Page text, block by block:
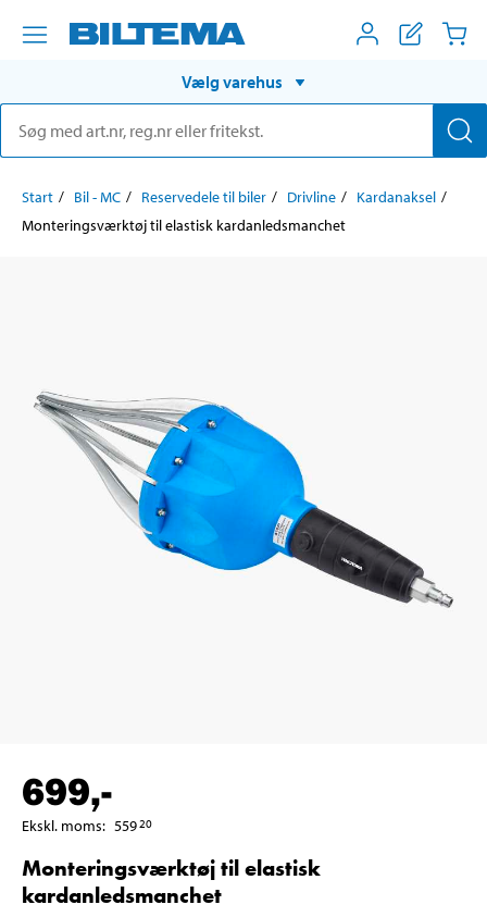
Vælg varehus
Start Bil - MC Reservedele til biler Drivline
Kardanaksel
Monteringsværktøj til elastisk kardanledsmanchet
699,-
Ekskl. moms: 55920
Monteringsværktøj til elastisk
kardanledsmanchet